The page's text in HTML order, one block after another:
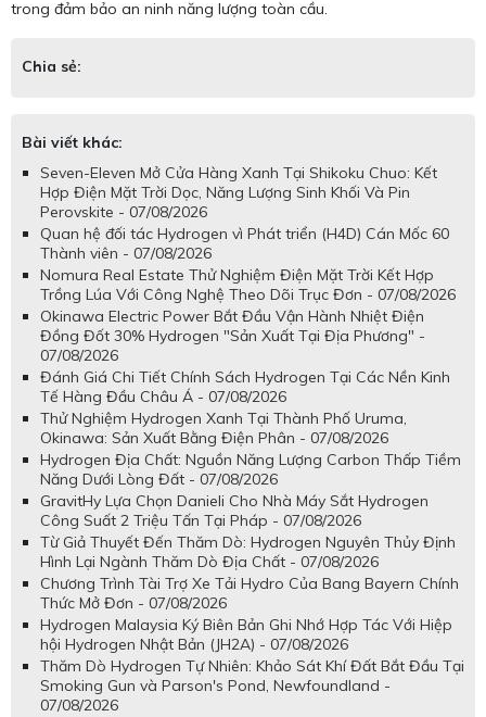
trong đảm bảo an ninh năng lượng toàn cầu.
Chia sẻ:
Bài viết khác:
Seven-Eleven Mở Cửa Hàng Xanh Tại Shikoku Chuo: Kết
Hợp Điện Mặt Trời Dọc, Năng Lượng Sinh Khối Và Pin
Perovskite - 07/08/2026
Quan hệ đối tác Hydrogen vì Phát triển (H4D) Cán Mốc 60
Thành viên - 07/08/2026
Nomura Real Estate Thử Nghiệm Điện Mặt Trời Kết Hợp
Trồng Lúa Với Công Nghệ Theo Dõi Trục Đơn - 07/08/2026
Okinawa Electric Power Bắt Đầu Vận Hành Nhiệt Điện
Đồng Đốt 30% Hydrogen "Sản Xuất Tại Địa Phương" -
07/08/2026
Đánh Giá Chi Tiết Chính Sách Hydrogen Tại Các Nền Kinh
Tế Hàng Đầu Châu Á - 07/08/2026
Thử Nghiệm Hydrogen Xanh Tại Thành Phố Uruma,
Okinawa: Sản Xuất Bằng Điện Phân - 07/08/2026
Hydrogen Địa Chất: Nguồn Năng Lượng Carbon Thấp Tiềm
Năng Dưới Lòng Đất - 07/08/2026
GravitHy Lựa Chọn Danieli Cho Nhà Máy Sắt Hydrogen
Công Suất 2 Triệu Tấn Tại Pháp - 07/08/2026
Từ Giả Thuyết Đến Thăm Dò: Hydrogen Nguyên Thủy Định
Hình Lại Ngành Thăm Dò Địa Chất - 07/08/2026
Chương Trình Tài Trợ Xe Tải Hydro Của Bang Bayern Chính
Thức Mở Đơn - 07/08/2026
Hydrogen Malaysia Ký Biên Bản Ghi Nhớ Hợp Tác Với Hiệp
hội Hydrogen Nhật Bản (JH2A) - 07/08/2026
Thăm Dò Hydrogen Tự Nhiên: Khảo Sát Khí Đất Bắt Đầu Tại
Smoking Gun và Parson's Pond, Newfoundland -
07/08/2026